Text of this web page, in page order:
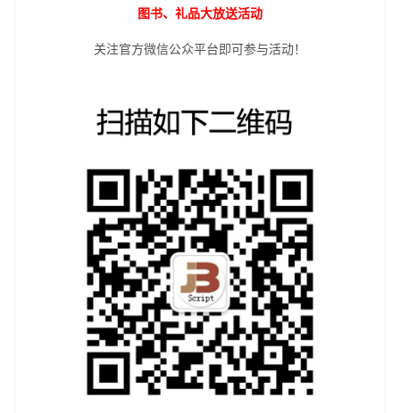
图书、礼品大放送活动
关注官方微信公众平台即可参与活动！